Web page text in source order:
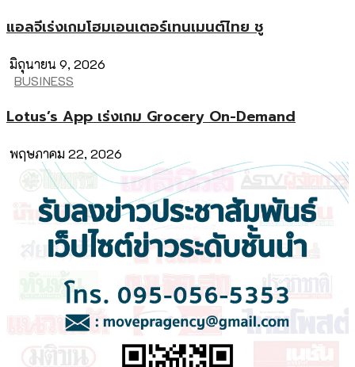
แอลจีเร่งเกมโฮมเอนเตอร์เทนเมนต์ไทย ชู
มิถุนายน 9, 2026
BUSINESS
Lotus’s App เร่งเกม Grocery On-Demand
พฤษภาคม 22, 2026